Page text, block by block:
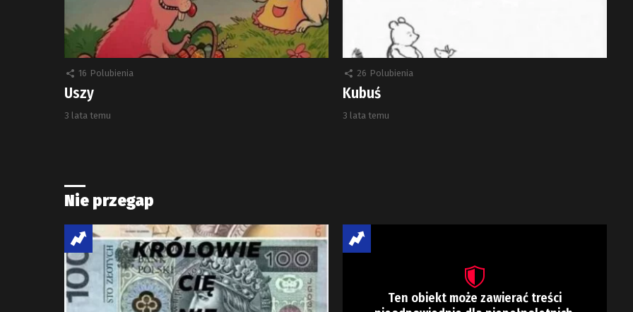
16 Polubienia
Uszy
3 lata temu
26 Polubienia
Kubuś
3 lata temu
Nie przegap
Ten obiekt może zawierać treści